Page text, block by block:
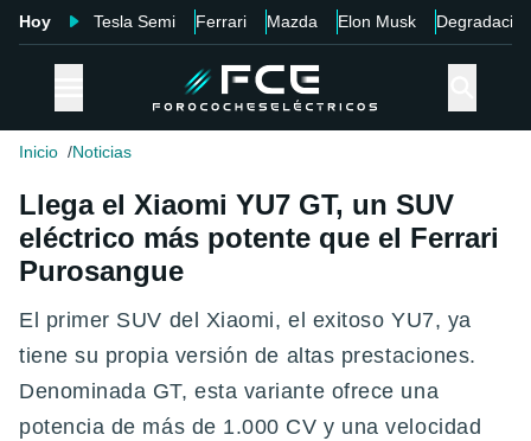
Hoy Tesla Semi Ferrari Mazda Elon Musk Degradación
Inicio Noticias
Llega el Xiaomi YU7 GT, un SUV
eléctrico más potente que el Ferrari
Purosangue
El primer SUV del Xiaomi, el exitoso YU7, ya
tiene su propia versión de altas prestaciones.
Denominada GT, esta variante ofrece una
potencia de más de 1.000 CV y una velocidad